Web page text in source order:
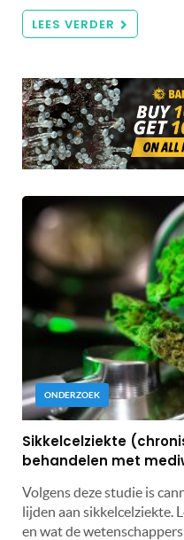
LEES VERDER
ONDERZOEK
Sikkelcelziekte
behandelen met
Volgens deze studie is
lijden aan sikkelcelziekte.
en wat de